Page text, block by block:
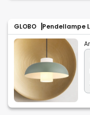
GLOBO Pendellampe